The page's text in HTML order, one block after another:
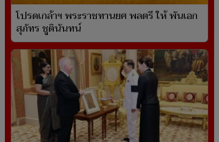
โปรดเกล้าฯ พระราชทานยศ พลตรี ให้ พันเอก
สุภัทร ชูตินันทน์